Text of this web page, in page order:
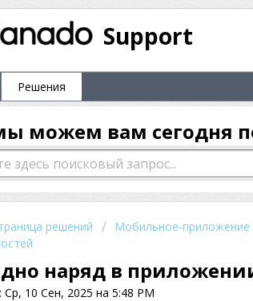
Support
Решения
можем вам сегодня
решений Мобильное-приложение
наряд в
10 Сен, 2025 на 5:48 PM